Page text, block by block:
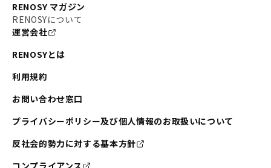
RENOSY マガジン
RENOSYについて
運営会社
RENOSYとは
利用規約
お問い合わせ窓口
プライバシーポリシー及び個人情報のお取扱いについて
反社会的勢力に対する基本方針